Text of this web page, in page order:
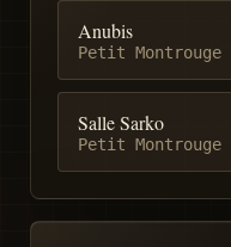
Anubis
Petit Montrouge
Salle Sarko
Petit Montrouge